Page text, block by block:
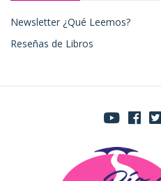
Newsletter ¿Qué Leemos?
Reseñas de Libros